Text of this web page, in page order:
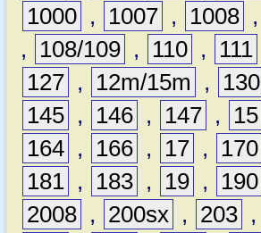
1000 , 1007 , 1008 ,
,
108/109 , 110 , 111
127 , 12m/15m , 130
145 , 146 , 147 , 15
164 , 166 , 17 , 170
181 , 183 , 19 , 190
2008 , 200sx , 203 ,